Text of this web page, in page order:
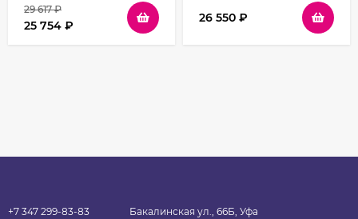
DUNE1200SL+Neon с
сиденьем Микролифт
и клавишей смыва
Хром
29 617₽
25 754 ₽
26 550 ₽
+7 347 299-83-83
Бакалинская ул., 66Б, Уфа